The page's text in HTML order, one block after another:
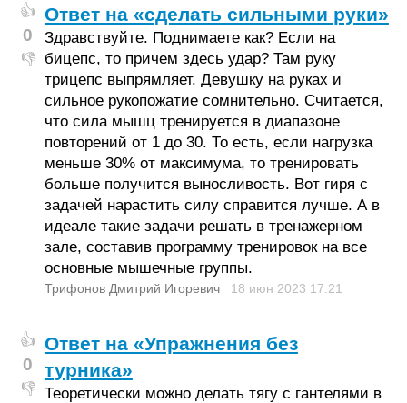
👍
0
👎
Ответ на «сделать сильными руки»
Здравствуйте. Поднимаете как? Если на
бицепс, то причем здесь удар? Там руку
трицепс выпрямляет. Девушку на руках и
сильное рукопожатие сомнительно. Считается,
что сила мышц тренируется в диапазоне
повторений от 1 до 30. То есть, если нагрузка
меньше 30% от максимума, то тренировать
больше получится выносливость. Вот гиря с
задачей нарастить силу справится лучше. А в
идеале такие задачи решать в тренажерном
зале, составив программу тренировок на все
основные мышечные группы.
Трифонов Дмитрий Игоревич 18 июн 2023 17:21
👍
0
👎
Ответ на «Упражнения без
турника»
Теоретически можно делать тягу с гантелями в